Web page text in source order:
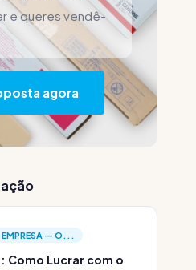
e queres vendê-
agora
EMPRESA — O...
Como Lucrar com o